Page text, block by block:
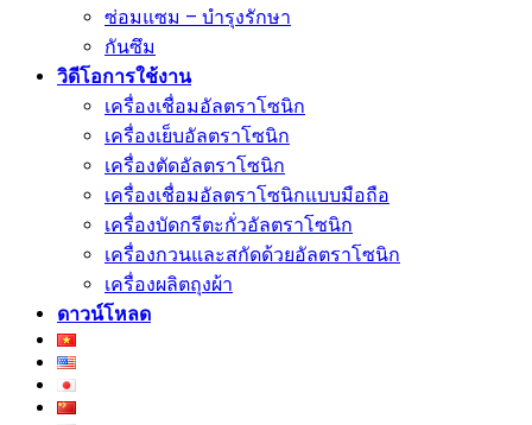
ซ่อมแซม – บำรุงรักษา
กันซึม
วิดีโอการใช้งาน
เครื่องเชื่อมอัลตราโซนิก
เครื่องเย็บอัลตราโซนิก
เครื่องตัดอัลตราโซนิก
เครื่องเชื่อมอัลตราโซนิกแบบมือถือ
เครื่องบัดกรีตะกั่วอัลตราโซนิก
เครื่องกวนและสกัดด้วยอัลตราโซนิก
เครื่องผลิตถุงผ้า
ดาวน์โหลด